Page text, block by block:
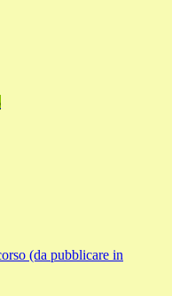
(da pubblicare in